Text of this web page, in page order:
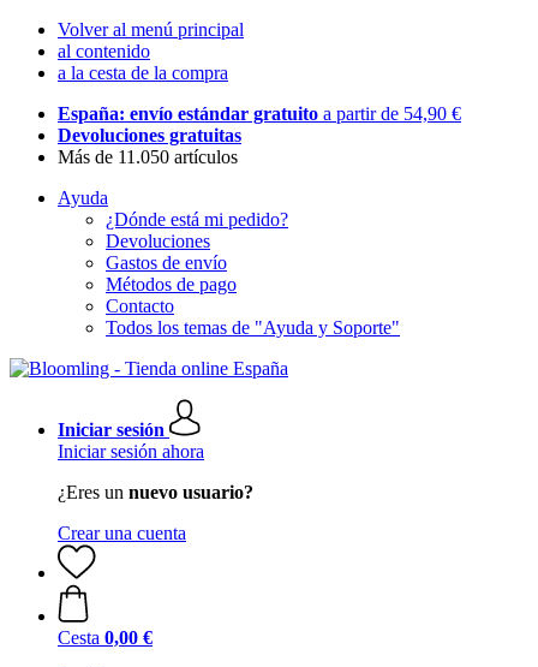
Volver al menú principal
al contenido
a la cesta de la compra
España: envío estándar gratuito a partir de 54,90 €
Devoluciones gratuitas
Más de 11.050 artículos
Ayuda
¿Dónde está mi pedido?
Devoluciones
Gastos de envío
Métodos de pago
Contacto
Todos los temas de "Ayuda y Soporte"
Iniciar sesión
Iniciar sesión ahora
¿Eres un nuevo usuario?
Crear una cuenta
Cesta 0,00 €